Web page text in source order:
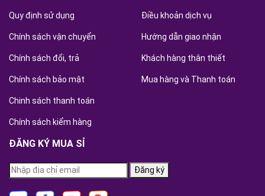
Quy định sử dụng
Chính sách vận chuyển
Chính sách đổi, trả
Chính sách bảo mật
Chinh sách thanh toán
Chính sách kiểm hàng
Điều khoản dịch vụ
Hướng dẫn giao nhận
Khách hàng thân thiết
Mua hàng và Thanh toán
ĐĂNG KÝ MUA SỈ
Đăng ký